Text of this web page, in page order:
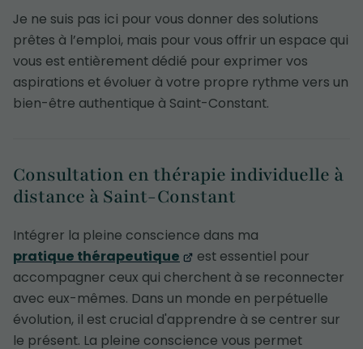
Je ne suis pas ici pour vous donner des solutions
prêtes à l’emploi, mais pour vous offrir un espace qui
vous est entièrement dédié pour exprimer vos
aspirations et évoluer à votre propre rythme vers un
bien-être authentique à Saint-Constant.
Consultation en thérapie individuelle à
distance à Saint-Constant
Intégrer la pleine conscience dans ma
pratique thérapeutique
est essentiel pour
accompagner ceux qui cherchent à se reconnecter
avec eux-mêmes. Dans un monde en perpétuelle
évolution, il est crucial d'apprendre à se centrer sur
le présent. La pleine conscience vous permet